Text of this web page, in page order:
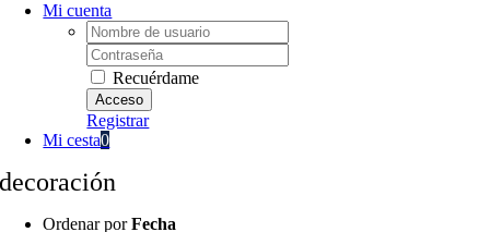
Mi cuenta
Username:
Password:
Recuérdame
Registrar
Mi cesta0
decoración
Ordenar porFecha